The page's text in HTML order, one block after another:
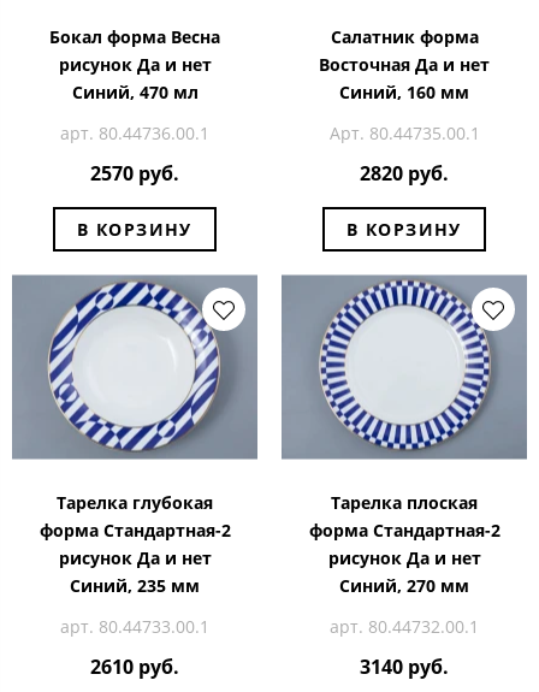
Бокал форма Весна
рисунок Да и нет
Синий, 470 мл
арт. 80.44736.00.1
2570 руб.
В КОРЗИНУ
Салатник форма
Восточная Да и нет
Синий, 160 мм
Арт. 80.44735.00.1
2820 руб.
В КОРЗИНУ
Тарелка глубокая
форма Стандартная-2
рисунок Да и нет
Синий, 235 мм
арт. 80.44733.00.1
2610 руб.
Тарелка плоская
форма Стандартная-2
рисунок Да и нет
Синий, 270 мм
арт. 80.44732.00.1
3140 руб.